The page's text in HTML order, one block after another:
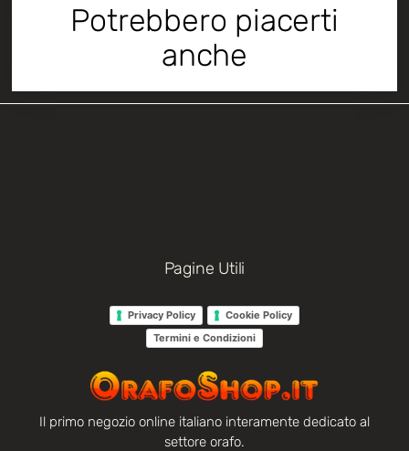
Potrebbero piacerti
anche
Pagine Utili
Privacy Policy
Cookie Policy
Termini e Condizioni
Il primo negozio online italiano interamente dedicato al
settore orafo.